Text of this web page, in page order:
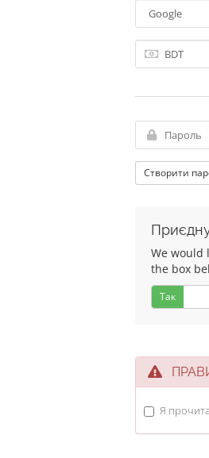
Створити
We would
the box
Так
Я